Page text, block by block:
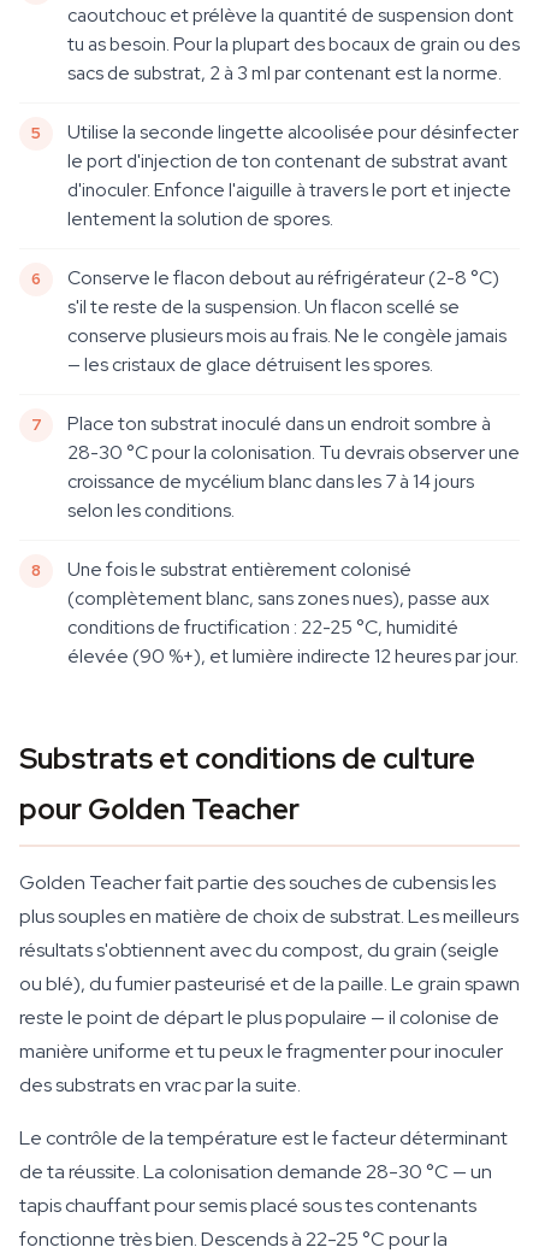
caoutchouc et prélève la quantité de suspension dont
tu as besoin. Pour la plupart des bocaux de grain ou des
sacs de substrat, 2 à 3 ml par contenant est la norme.
Utilise la seconde lingette alcoolisée pour désinfecter
le port d'injection de ton contenant de substrat avant
d'inoculer. Enfonce l'aiguille à travers le port et injecte
lentement la solution de spores.
Conserve le flacon debout au réfrigérateur (2-8 °C)
s'il te reste de la suspension. Un flacon scellé se
conserve plusieurs mois au frais. Ne le congèle jamais
— les cristaux de glace détruisent les spores.
Place ton substrat inoculé dans un endroit sombre à
28-30 °C pour la colonisation. Tu devrais observer une
croissance de mycélium blanc dans les 7 à 14 jours
selon les conditions.
Une fois le substrat entièrement colonisé
(complètement blanc, sans zones nues), passe aux
conditions de fructification : 22-25 °C, humidité
élevée (90 %+), et lumière indirecte 12 heures par jour.
Substrats et conditions de culture
pour Golden Teacher
Golden Teacher fait partie des souches de cubensis les
plus souples en matière de choix de substrat. Les meilleurs
résultats s'obtiennent avec du compost, du grain (seigle
ou blé), du fumier pasteurisé et de la paille. Le grain spawn
reste le point de départ le plus populaire — il colonise de
manière uniforme et tu peux le fragmenter pour inoculer
des substrats en vrac par la suite.
Le contrôle de la température est le facteur déterminant
de ta réussite. La colonisation demande 28-30 °C — un
tapis chauffant pour semis placé sous tes contenants
fonctionne très bien. Descends à 22-25 °C pour la